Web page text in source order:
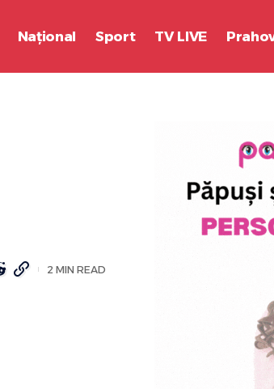
Național Sport TV LIVE
2 MIN READ